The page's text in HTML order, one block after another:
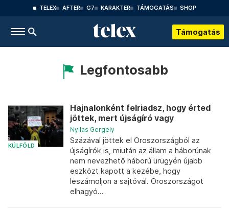
TELEX AFTER G7 KARAKTER TÁMOGATÁS SHOP
Támogatás
Legfontosabb
KÜLFÖLD
Hajnalonként felriadsz, hogy érted
jöttek, mert újságíró vagy
Nyilas Gergely
Százával jöttek el Oroszországból az
újságírók is, miután az állam a háborúnak
nem nevezhető háború ürügyén újabb
eszközt kapott a kezébe, hogy
leszámoljon a sajtóval. Oroszországot
elhagyó...